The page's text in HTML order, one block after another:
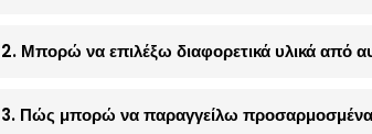
2. Μπορώ να επιλέξω διαφορετικά υλικά από
3. Πώς μπορώ να παραγγείλω προσαρμοσμένα